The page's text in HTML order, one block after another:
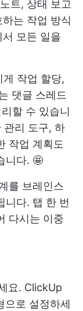
트, 상태 보고
는 작업 방식
모든 일을
작업 할당,
댓글 스레드
할 수 있습니
관리 도구, 하
작업 계획도
니다. 🤩
를 브레인스
니다. 탭 한 번
다시는 이중
요. ClickUp
으로 설정하세